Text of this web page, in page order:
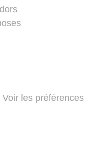
Voir les préférences